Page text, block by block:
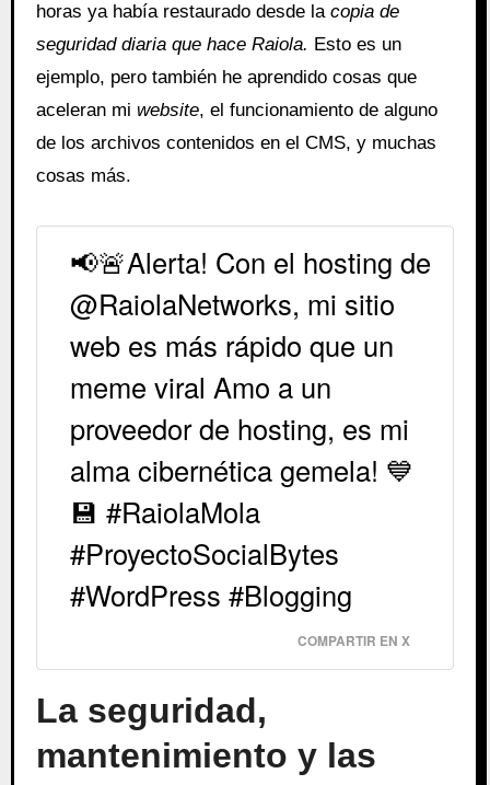
horas ya había restaurado desde la copia de
seguridad diaria que hace Raiola. Esto es un
ejemplo, pero también he aprendido cosas que
aceleran mi website, el funcionamiento de alguno
de los archivos contenidos en el CMS, y muchas
cosas más.
📢🚨Alerta! Con el hosting de
@RaiolaNetworks, mi sitio
web es más rápido que un
meme viral Amo a un
proveedor de hosting, es mi
alma cibernética gemela! 💙
💾 #RaiolaMola
#ProyectoSocialBytes
#WordPress #Blogging
COMPARTIR EN X
La seguridad,
mantenimiento y las